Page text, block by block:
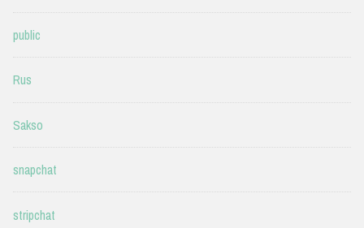
public
Rus
Sakso
snapchat
stripchat